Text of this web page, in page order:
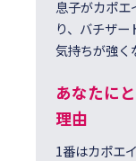
息子がカポエ
り、バチザー
気持ちが強く
あなたに
理由
1番はカポエ